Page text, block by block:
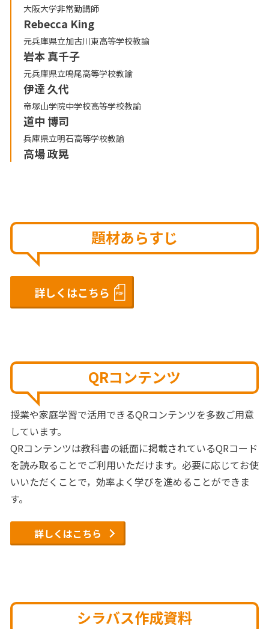
大阪大学非常勤講師
Rebecca King
元兵庫県立加古川東高等学校教諭
岩本 真千子
元兵庫県立鳴尾高等学校教諭
伊達 久代
帝塚山学院中学校高等学校教諭
道中 博司
兵庫県立明石高等学校教諭
高場 政晃
題材あらすじ
詳しくはこちら
QRコンテンツ
授業や家庭学習で活用できるQRコンテンツを多数ご用意
しています。
QRコンテンツは教科書の紙面に掲載されているQRコード
を読み取ることでご利用いただけます。必要に応じてお使
いいただくことで，効率よく学びを進めることができま
す。
詳しくはこちら
シラバス作成資料